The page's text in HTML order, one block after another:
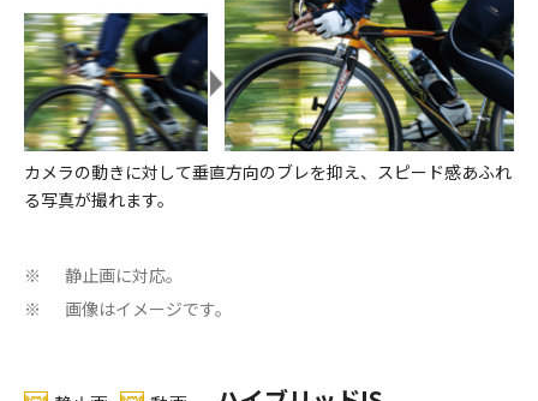
カメラの動きに対して垂直方向のブレを抑え、スピード感あふれ
る写真が撮れます。
※ 静止画に対応。
※ 画像はイメージです。